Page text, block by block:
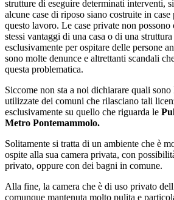
strutture di eseguire determinati interventi,
alcune case di riposo siano costruite in
questo lavoro. Le case private non possono
stessi vantaggi di una casa o di una
esclusivamente per ospitare delle persone
sono molte denunce e altrettanti scandali
questa problematica.
Siccome non sta a noi dichiarare quali
utilizzate dei comuni che rilasciano tali
esclusivamente su quello che riguarda le
Metro Pontemammolo.
Solitamente si tratta di un ambiente che è
ospite alla sua camera privata, con
privato, oppure con dei bagni in comune.
Alla fine, la camera che è di uso privato
comunque mantenuta molto pulita e